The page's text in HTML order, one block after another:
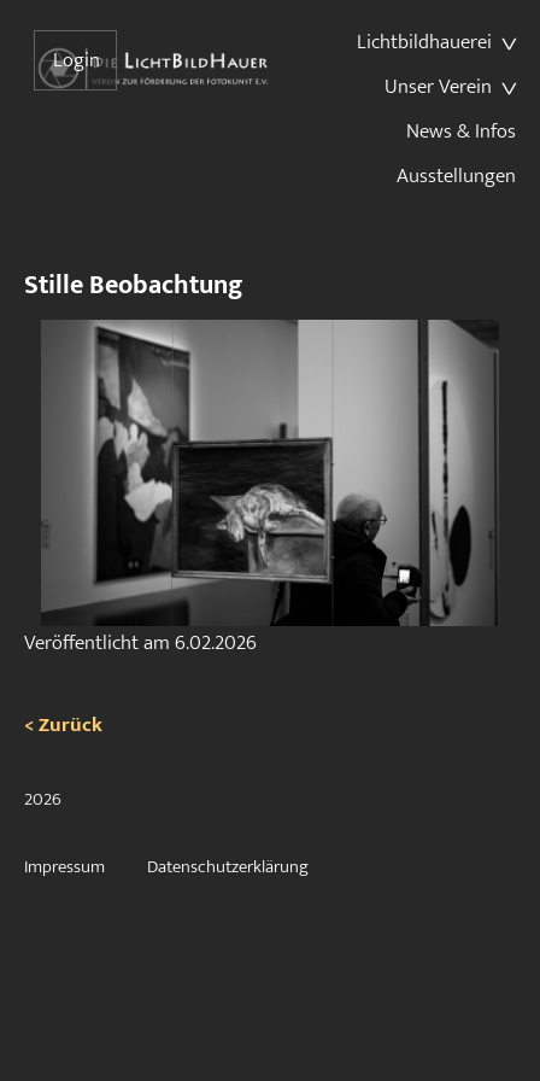
Lichtbildhauerei
Unser Verein
News & Infos
Ausstellungen
Login
Stille Beobachtung
Veröffentlicht am6.02.2026
< Zurück
2026
Impressum Datenschutzerklärung